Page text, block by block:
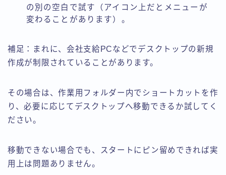
の別の空白で試す（アイコン上だとメニューが
変わることがあります）。
補足：まれに、会社支給PCなどでデスクトップの新規
作成が制限されていることがあります。
その場合は、作業用フォルダー内でショートカットを作
り、必要に応じてデスクトップへ移動できるか試してく
ださい。
移動できない場合でも、スタートにピン留めできれば実
用上は問題ありません。